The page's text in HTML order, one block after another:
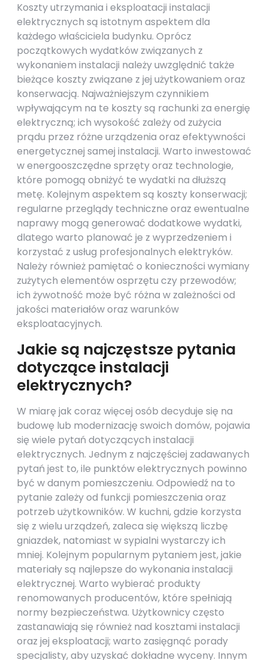
Koszty utrzymania i eksploatacji instalacji
elektrycznych są istotnym aspektem dla
każdego właściciela budynku. Oprócz
początkowych wydatków związanych z
wykonaniem instalacji należy uwzględnić także
bieżące koszty związane z jej użytkowaniem oraz
konserwacją. Najważniejszym czynnikiem
wpływającym na te koszty są rachunki za energię
elektryczną; ich wysokość zależy od zużycia
prądu przez różne urządzenia oraz efektywności
energetycznej samej instalacji. Warto inwestować
w energooszczędne sprzęty oraz technologie,
które pomogą obniżyć te wydatki na dłuższą
metę. Kolejnym aspektem są koszty konserwacji;
regularne przeglądy techniczne oraz ewentualne
naprawy mogą generować dodatkowe wydatki,
dlatego warto planować je z wyprzedzeniem i
korzystać z usług profesjonalnych elektryków.
Należy również pamiętać o konieczności wymiany
zużytych elementów osprzętu czy przewodów;
ich żywotność może być różna w zależności od
jakości materiałów oraz warunków
eksploatacyjnych.
Jakie są najczęstsze pytania
dotyczące instalacji
elektrycznych?
W miarę jak coraz więcej osób decyduje się na
budowę lub modernizację swoich domów, pojawia
się wiele pytań dotyczących instalacji
elektrycznych. Jednym z najczęściej zadawanych
pytań jest to, ile punktów elektrycznych powinno
być w danym pomieszczeniu. Odpowiedź na to
pytanie zależy od funkcji pomieszczenia oraz
potrzeb użytkowników. W kuchni, gdzie korzysta
się z wielu urządzeń, zaleca się większą liczbę
gniazdek, natomiast w sypialni wystarczy ich
mniej. Kolejnym popularnym pytaniem jest, jakie
materiały są najlepsze do wykonania instalacji
elektrycznej. Warto wybierać produkty
renomowanych producentów, które spełniają
normy bezpieczeństwa. Użytkownicy często
zastanawiają się również nad kosztami instalacji
oraz jej eksploatacji; warto zasięgnąć porady
specjalisty, aby uzyskać dokładne wyceny. Innym